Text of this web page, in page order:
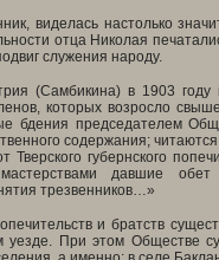
виделась настолько
отца Николая
служения народу.
(Самбикина) в 1903 году
которых возросло
бдения председателем
содержания;
губернского
давшие
трезвенников…»
и братств
При этом Обществе